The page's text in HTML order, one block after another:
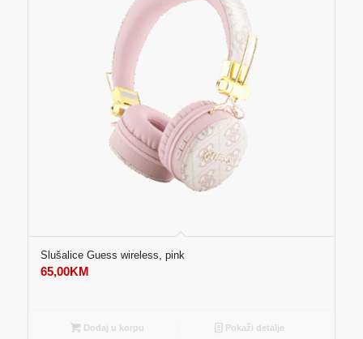
Slušalice Guess wireless, pink
65,00KM
Dodaj u korpu Pokaži detalje